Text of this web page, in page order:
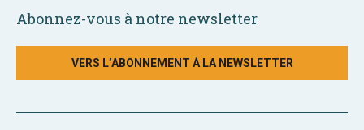
Abonnez-vous à notre newsletter
VERS L’ABONNEMENT À LA NEWSLETTER